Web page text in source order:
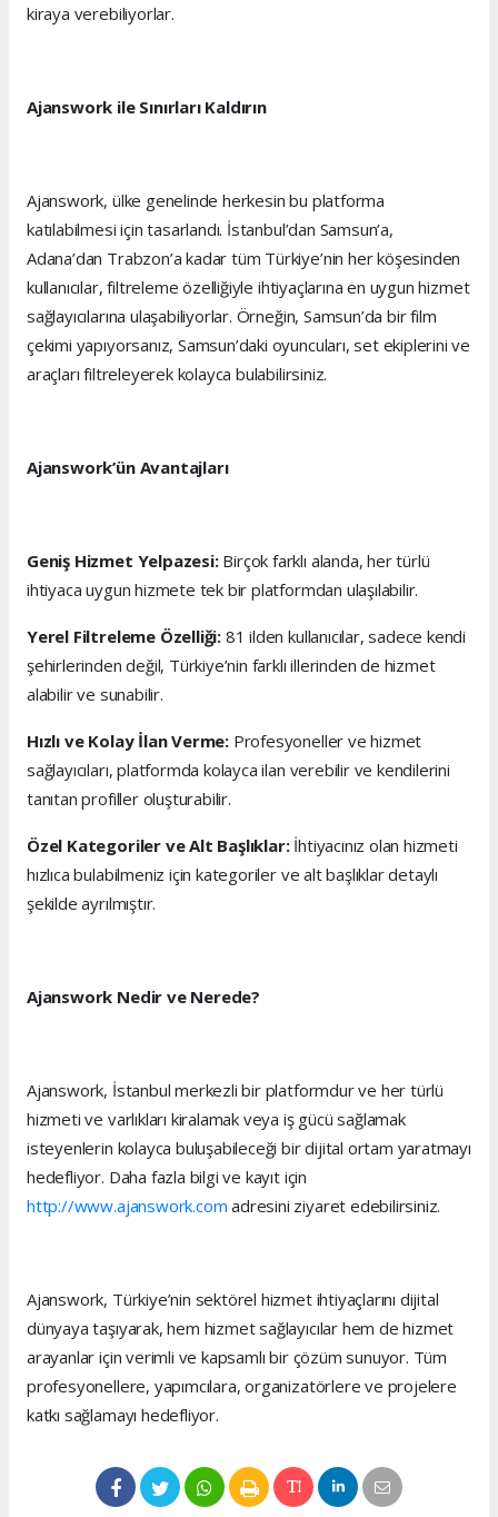
kiraya verebiliyorlar.
Ajanswork ile Sınırları Kaldırın
Ajanswork, ülke genelinde herkesin bu platforma
katılabilmesi için tasarlandı. İstanbul’dan Samsun’a,
Adana’dan Trabzon’a kadar tüm Türkiye’nin her köşesinden
kullanıcılar, filtreleme özelliğiyle ihtiyaçlarına en uygun hizmet
sağlayıcılarına ulaşabiliyorlar. Örneğin, Samsun’da bir film
çekimi yapıyorsanız, Samsun’daki oyuncuları, set ekiplerini ve
araçları filtreleyerek kolayca bulabilirsiniz.
Ajanswork’ün Avantajları
Geniş Hizmet Yelpazesi:Birçok farklı alanda, her türlü
ihtiyaca uygun hizmete tek bir platformdan ulaşılabilir.
Yerel Filtreleme Özelliği: 81 ilden kullanıcılar, sadece kendi
şehirlerinden değil, Türkiye’nin farklı illerinden de hizmet
alabilir ve sunabilir.
Hızlı ve Kolay İlan Verme: Profesyoneller ve hizmet
sağlayıcıları, platformda kolayca ilan verebilir ve kendilerini
tanıtan profiller oluşturabilir.
Özel Kategoriler ve Alt Başlıklar:İhtiyacınız olan hizmeti
hızlıca bulabilmeniz için kategoriler ve alt başlıklar detaylı
şekilde ayrılmıştır.
Ajanswork Nedir ve Nerede?
Ajanswork, İstanbul merkezli bir platformdur ve her türlü
hizmeti ve varlıkları kiralamak veya iş gücü sağlamak
isteyenlerin kolayca buluşabileceği bir dijital ortam yaratmayı
hedefliyor. Daha fazla bilgi ve kayıt için
http://www.ajanswork.com adresini ziyaret edebilirsiniz.
Ajanswork, Türkiye’nin sektörel hizmet ihtiyaçlarını dijital
dünyaya taşıyarak, hem hizmet sağlayıcılar hem de hizmet
arayanlar için verimli ve kapsamlı bir çözüm sunuyor. Tüm
profesyonellere, yapımcılara, organizatörlere ve projelere
katkı sağlamayı hedefliyor.